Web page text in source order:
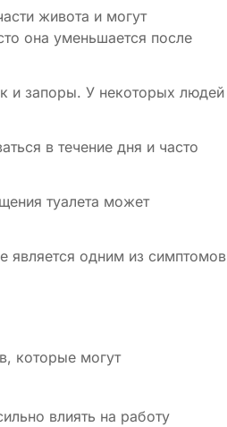
живота и могут
она уменьшается после
и запоры. У некоторых людей
в течение дня и часто
туалета может
является одним из симптомов
которые могут
влиять на работу